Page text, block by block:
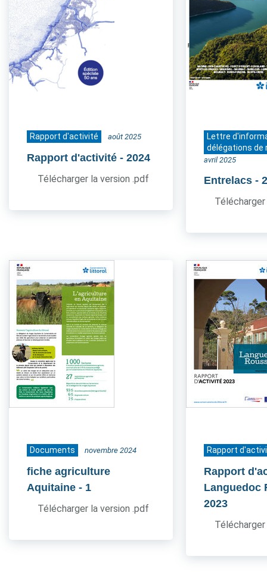
Rapport d'activité août 2025
Rapport d'activité - 2024
Télécharger la version .pdf
Lettre
délégations de
avril 2025
Entrelacs -
Documents novembre 2024
fiche agriculture
Aquitaine - 1
Télécharger la version .pdf
Rapport
Rapport
Languedoc
2023